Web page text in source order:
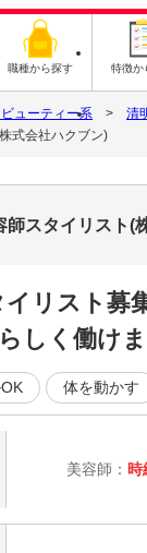
職種から探す 特徴か
ューティー系
清
式会社ハクブン)
スタイリスト(
リスト
しく働け
体を動かす
美容師： 時